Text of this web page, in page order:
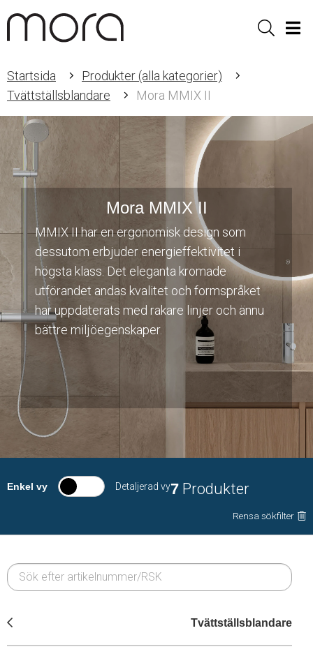
Sök
Startsida
Produkter (alla kategorier)
Tvättställsblandare
Mora MMIX II
Mora MMIX II
MMIX II har en ergonomisk design som
dessutom erbjuder energieffektivitet i
högsta klass. Det eleganta kromade
utförandet andas kvalitet och formspråket
har uppdaterats med rakare linjer och ännu
bättre miljöegenskaper.
Enkel vy Detaljerad vy7 Produkter
Rensa sökfilter
Tvättställsblandare